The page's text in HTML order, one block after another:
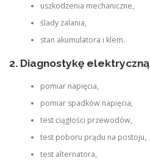
uszkodzenia mechaniczne,
ślady zalania,
stan akumulatora i klem.
2. Diagnostykę elektryczną
pomiar napięcia,
pomiar spadków napięcia,
test ciągłości przewodów,
test poboru prądu na postoju,
test alternatora,